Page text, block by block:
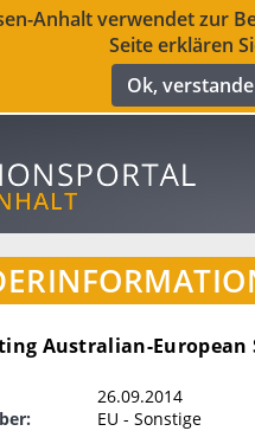
Anhalt verwendet zur
Seite erklären
Ok,
Australian-European
26.09.2014
EU - Sonstige